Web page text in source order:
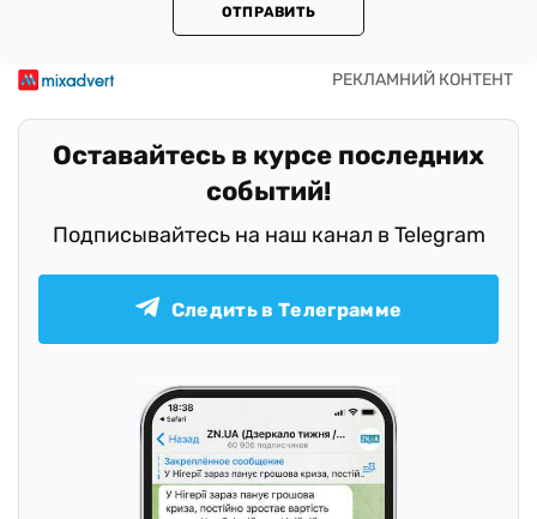
ОТПРАВИТЬ
Оставайтесь в курсе последних
событий!
Подписывайтесь на наш канал в Telegram
Следить в Телеграмме